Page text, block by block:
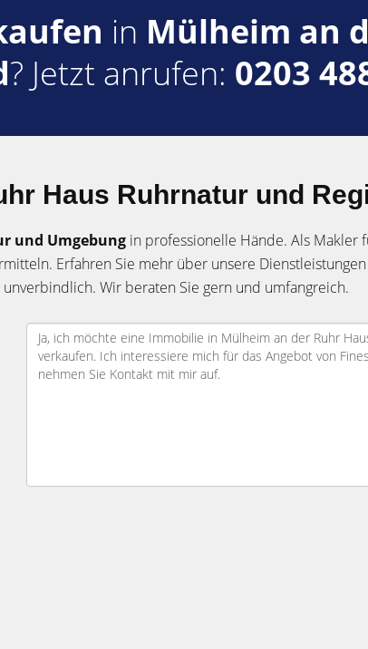
in Mülheim an
? Jetzt anrufen: 0203
Haus Ruhrnatur und
und Umgebung in professionelle Hände. Als Makler
Erfahren Sie mehr über unsere
unverbindlich. Wir beraten Sie gern und umfangreich.